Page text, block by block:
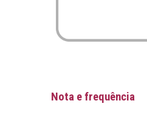
Nota e frequência